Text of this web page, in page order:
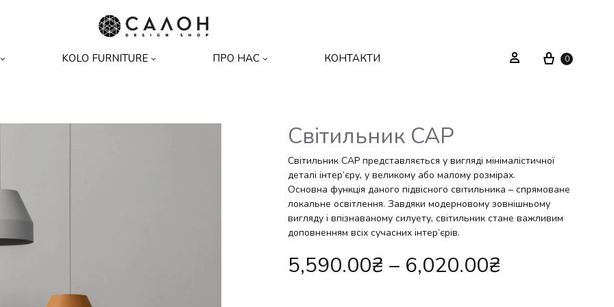
shop
меблі
Текстиль
Декор
Вуличні меблі
KOLO FURNITURE
Системи зберігання
Стелажі
Дзеркала
Вішаки
ПРО НАС КОНТАКТИ Sign in Cart
0
Світильник CAP
Світильник CAP представляється у вигляді мінімалістичної
деталі інтер’єру, у великому або малому розмірах.
Основна функція даного підвісного світильника – спрямоване
локальне освітлення. Завдяки модерновому зовнішньому
вигляду і впізнаваному силуету, світильник стане важливим
доповненням всіх сучасних інтер’єрів.
5,590.00₴ – 6,020.00₴